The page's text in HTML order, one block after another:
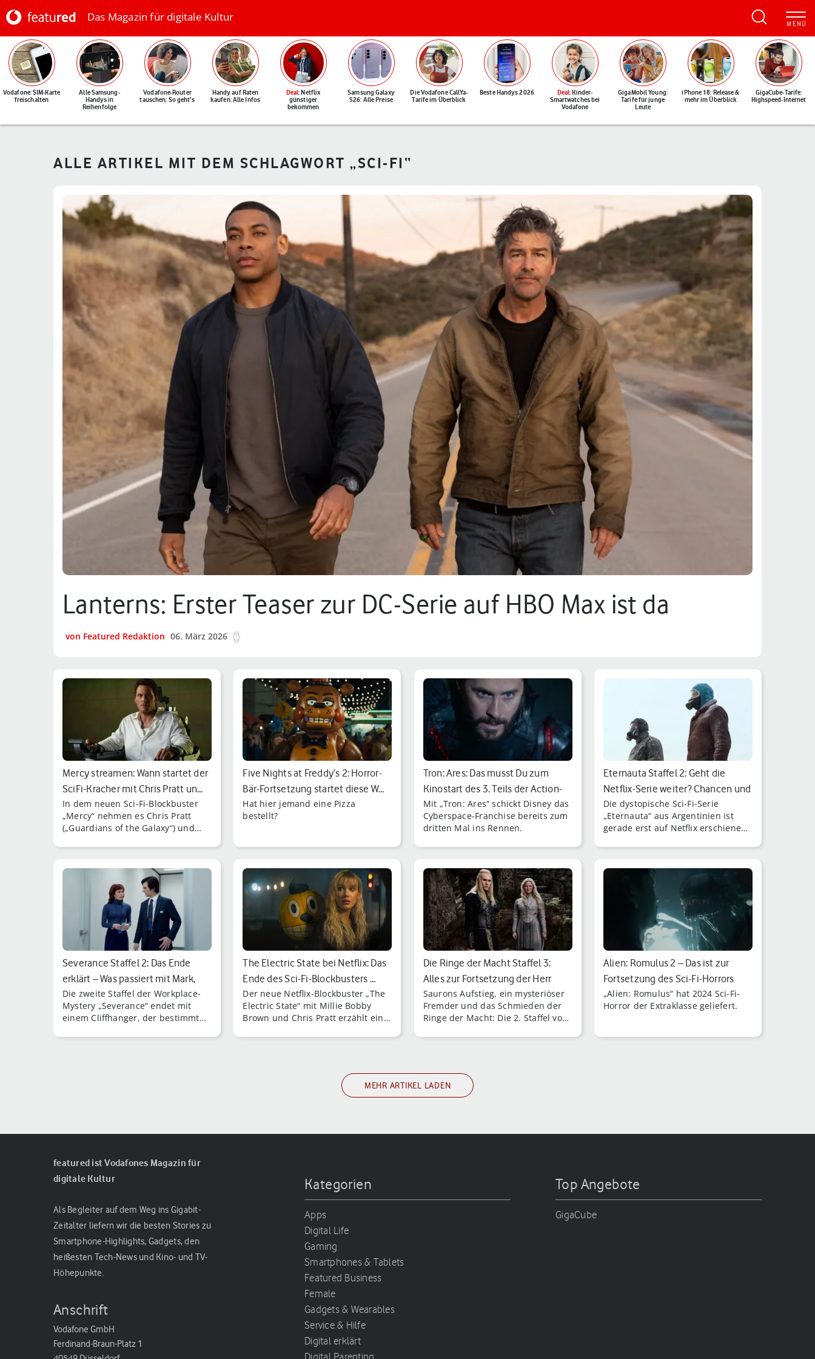
Das Magazin für digitale Kultur
Vodafone: SIM-Karte
freischalten
Alle Samsung-
Handys in
Reihenfolge
Vodafone-Router
tauschen: So geht's
Handy auf Raten
kaufen: Alle Infos
Deal: Netflix
günstiger
bekommen
Samsung Galaxy
S26: Alle Preise
Die Vodafone CallYa-
Tarife im Überblick
Beste Handys 2026 Deal: Kinder-
Smartwatches bei
Vodafone
GigaMobil Young:
Tarife für junge
Leute
iPhone 18: Release &
mehr im Überblick
GigaCube-Tarife:
Highspeed-Internet
ALLE ARTIKEL MIT DEM SCHLAGWORT „SCI-FI“
Lanterns: Erster Teaser zur DC-Serie auf HBO Max ist da
von Featured Redaktion 06. März 2026
Mercy streamen: Wann startet der
SciFi-Kracher mit Chris Pratt un…
In dem neuen Sci-Fi-Blockbuster
„Mercy“ nehmen es Chris Pratt
(„Guardians of the Galaxy“) und
Five Nights at Freddy‘s 2: Horror-
Bär-Fortsetzung startet diese W…
Hat hier jemand eine Pizza
bestellt?
Tron: Ares: Das musst Du zum
Kinostart des 3. Teils der Action-
Fi…
Mit „Tron: Ares“ schickt Disney das
Cyberspace-Franchise bereits zum
dritten Mal ins Rennen.
Eternauta Staffel 2: Geht die
Netflix-Serie weiter? Chancen und
I…
Die dystopische Sci-Fi-Serie
„Eternauta“ aus Argentinien ist
gerade erst auf Netflix erschienen.
Severance Staffel 2: Das Ende
erklärt – Was passiert mit Mark,
He…
Die zweite Staffel der Workplace-
Mystery „Severance“ endet mit
einem Cliffhanger, der bestimmt
The Electric State bei Netflix: Das
Ende des Sci-Fi-Blockbusters …
Der neue Netflix-Blockbuster „The
Electric State“ mit Millie Bobby
Brown und Chris Pratt erzählt eine
Die Ringe der Macht Staffel 3:
Alles zur Fortsetzung der Herr
der…
Saurons Aufstieg, ein mysteriöser
Fremder und das Schmieden der
Ringe der Macht: Die 2. Staffel von
Alien: Romulus 2 – Das ist zur
Fortsetzung des Sci-Fi-Horrors
bek…
„Alien: Romulus“ hat 2024 Sci-Fi-
Horror der Extraklasse geliefert.
MEHR ARTIKEL LADEN
featured ist Vodafones Magazin für
digitale Kultur
Als Begleiter auf dem Weg ins Gigabit-
Zeitalter liefern wir die besten Stories zu
Smartphone-Highlights, Gadgets, den
heißesten Tech-News und Kino- und TV-
Höhepunkte.
Anschrift
Vodafone GmbH
Ferdinand-Braun-Platz 1
Kategorien
Apps
Digital Life
Gaming
Smartphones & Tablets
Featured Business
Female
Gadgets & Wearables
Service & Hilfe
Digital erklärt
Top Angebote
GigaCube